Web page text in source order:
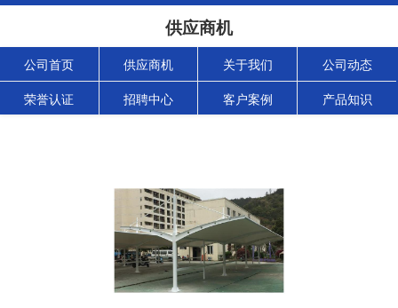
供应商机
公司首页 供应商机 关于我们 公司动态
荣誉认证 招聘中心 客户案例 产品知识